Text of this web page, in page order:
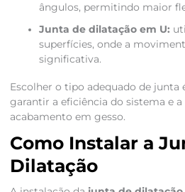
ângulos, permitindo maior
Junta de dilatação em U:
superfícies, onde a
significativa.
Escolher o tipo adequado de junta
garantir a eficiência do sistema e
acabamento em gesso.
Como Instalar a
Dilatação